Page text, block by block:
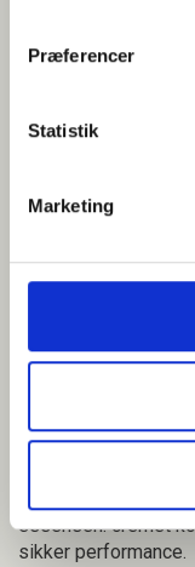
Præferencer
Statistik
Marketing
Fleksibilitet
Med CREDI®
essensen: cremet
sikker performance.